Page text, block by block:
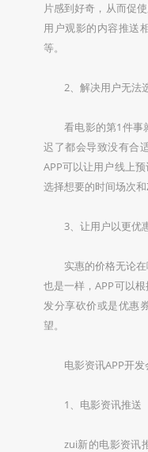
片感到好奇，从而促
用户观影的内容推送
等。
2、解决用户无法
看电影的第1件事
迟了都会导致没有合
APP可以让用户线上
选择想要的时间场次和
3、让用户以更优
实惠的价格无论
也是一样，APP可以
发分享砍价或是优惠
望。
电影资讯APP开
1、电影资讯推送
zui新的电影资讯